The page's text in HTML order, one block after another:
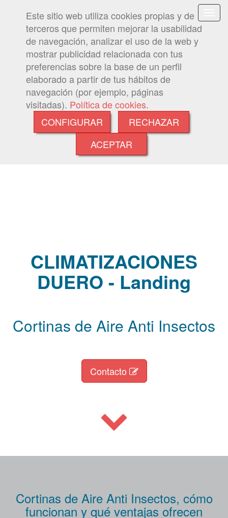
Este sitio web utiliza cookies propias y de
terceros que permiten mejorar la usabilidad
de navegación, analizar el uso de la web y
mostrar publicidad relacionada con tus
preferencias sobre la base de un perfil
elaborado a partir de tus hábitos de
navegación (por ejemplo, páginas
visitadas). Política de cookies.
CONFIGURAR
RECHAZAR
ACEPTAR
CLIMATIZACIONES
DUERO - Landing
Cortinas de Aire Anti Insectos
Contacto
Cortinas de Aire Anti Insectos, cómo
funcionan y qué ventajas ofrecen